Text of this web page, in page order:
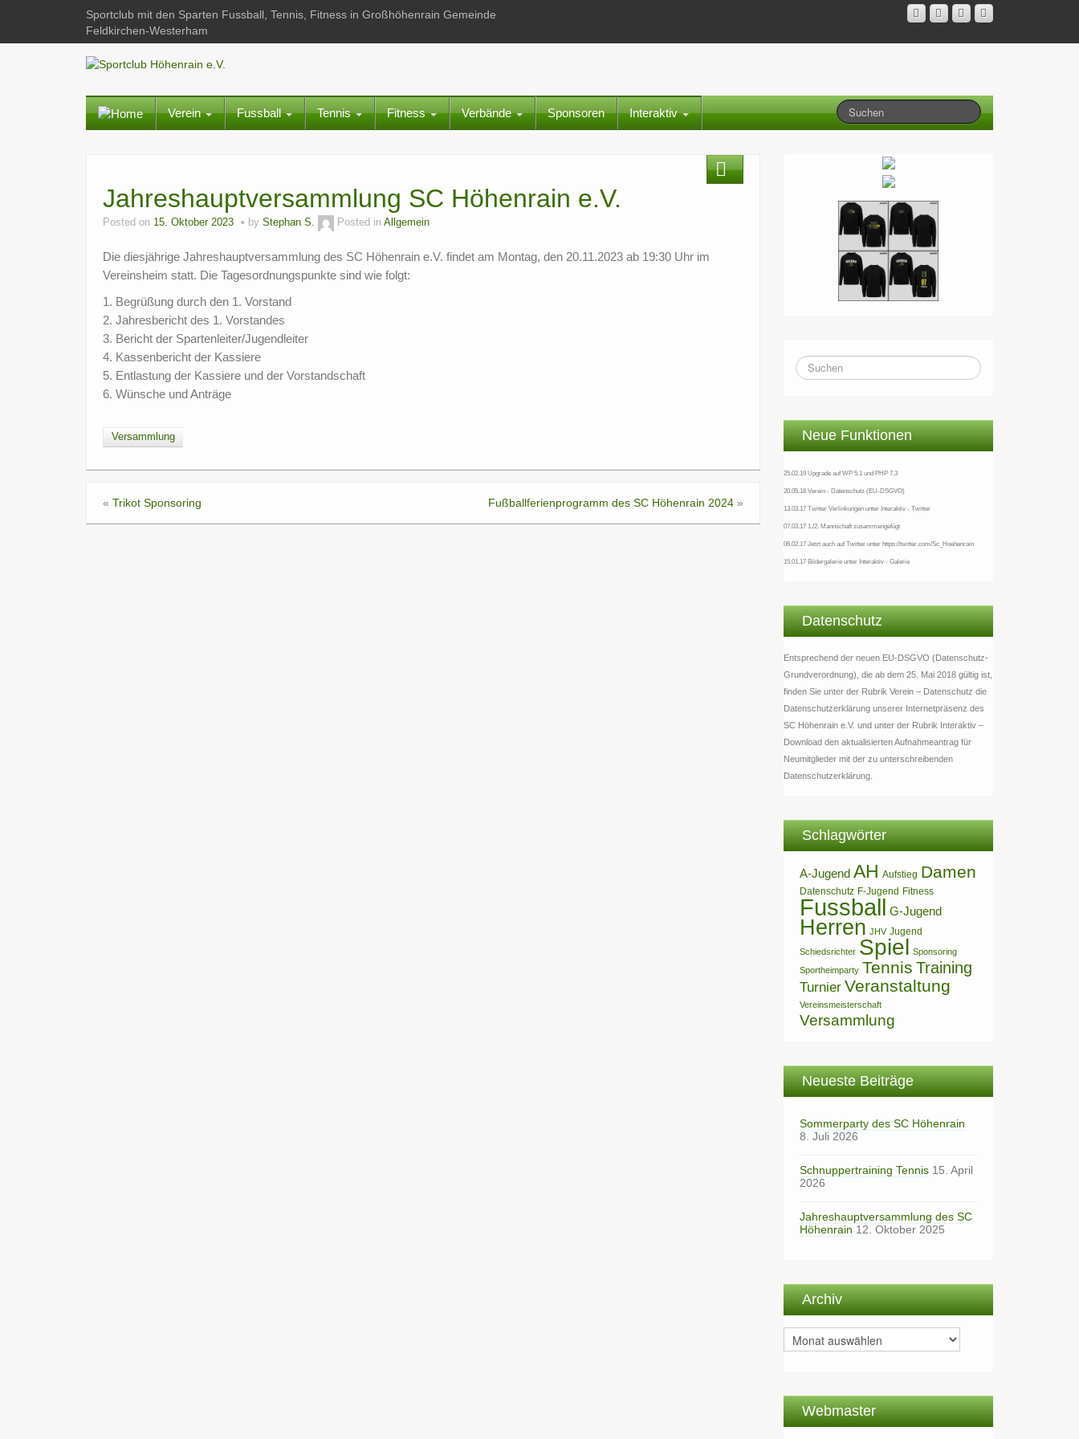
Sportclub mit den Sparten Fussball, Tennis, Fitness in Großhöhenrain Gemeinde
Feldkirchen-Westerham
Verein Fussball Tennis Fitness Verbände Sponsoren Interaktiv
Jahreshauptversammlung SC Höhenrain e.V.
Posted on 15. Oktober 2023 by Stephan S. Posted in Allgemein
Die diesjährige Jahreshauptversammlung des SC Höhenrain e.V. findet am Montag, den 20.11.2023 ab 19:30 Uhr im
Vereinsheim statt. Die Tagesordnungspunkte sind wie folgt:
1. Begrüßung durch den 1. Vorstand
2. Jahresbericht des 1. Vorstandes
3. Bericht der Spartenleiter/Jugendleiter
4. Kassenbericht der Kassiere
5. Entlastung der Kassiere und der Vorstandschaft
6. Wünsche und Anträge
Versammlung
« Trikot Sponsoring Fußballferienprogramm des SC Höhenrain 2024 »
Neue Funktionen
25.02.19 Upgrade auf WP 5.1 und PHP 7.3
20.05.18 Verein - Datenschutz (EU-DSGVO)
13.03.17 Twitter Verlinkungen unter Interaktiv - Twitter
07.03.17 1./2. Mannschaft zusammengefügt
06.02.17 Jetzt auch auf Twitter unter https://twitter.com/Sc_Hoehenrain
15.01.17 Bildergalerie unter Interaktiv - Galerie
Datenschutz
Entsprechend der neuen EU-DSGVO (Datenschutz-
Grundverordnung), die ab dem 25. Mai 2018 gültig ist,
finden Sie unter der Rubrik Verein – Datenschutz die
Datenschutzerklärung unserer Internetpräsenz des
SC Höhenrain e.V. und unter der Rubrik Interaktiv –
Download den aktualisierten Aufnahmeantrag für
Neumitglieder mit der zu unterschreibenden
Datenschutzerklärung.
Schlagwörter
A-Jugend AH Aufstieg Damen
Datenschutz F-Jugend Fitness
Fussball G-Jugend
Herren JHV Jugend
Schiedsrichter Spiel Sponsoring
Sportheimparty Tennis Training
Turnier Veranstaltung
Vereinsmeisterschaft
Versammlung
Neueste Beiträge
Sommerparty des SC Höhenrain
8. Juli 2026
Schnuppertraining Tennis 15. April
2026
Jahreshauptversammlung des SC
Höhenrain 12. Oktober 2025
Archiv
Archiv
Webmaster